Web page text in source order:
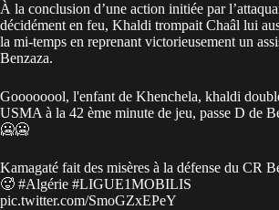
À la conclusion d’une action initiée par
décidément en feu, Khaldi trompait Chaâl lui
la mi-temps en reprenant victorieusement un
Benzaza.
Goooooool, l'enfant de Khenchela, khaldi
USMA à la 42 ème minute de jeu, passe D de
🥶🥶
Kamagaté fait des misères à la défense du CR
🥵 #Algérie #LIGUE1MOBILIS
pic.twitter.com/SmoGZxEPeY